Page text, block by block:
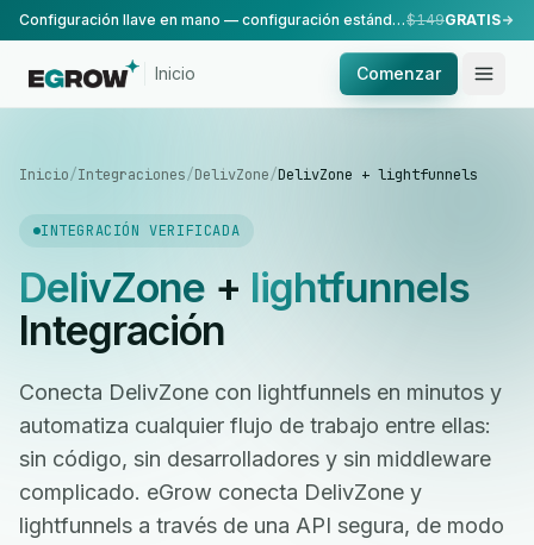
Configuración llave en mano — configuración estándar, realizada por nuestro equipo.$149GRATIS
Inicio Comenzar
Inicio/Integraciones/DelivZone/DelivZone + lightfunnels
INTEGRACIÓN VERIFICADA
DelivZone+ lightfunnels
Integración
Conecta DelivZone con lightfunnels en minutos y
automatiza cualquier flujo de trabajo entre ellas:
sin código, sin desarrolladores y sin middleware
complicado. eGrow conecta DelivZone y
lightfunnels a través de una API segura, de modo